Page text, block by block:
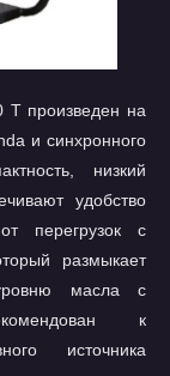
T произведен на
и синхронного
низкий
удобство
перегрузок с
размыкает
масла с
к
источника